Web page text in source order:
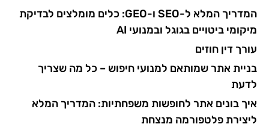
המדריך המלא ל-SEO ו-GEO: כלים מומלצים לבדיקת
מיקומי ביטויים בגוגל ובמנועי AI
עורך דין חוזים
בניית אתר שמותאם למנועי חיפוש – כל מה שצריך
לדעת
איך בונים אתר לחופשות משפחתיות: המדריך המלא
ליצירת פלטפורמה מנצחת